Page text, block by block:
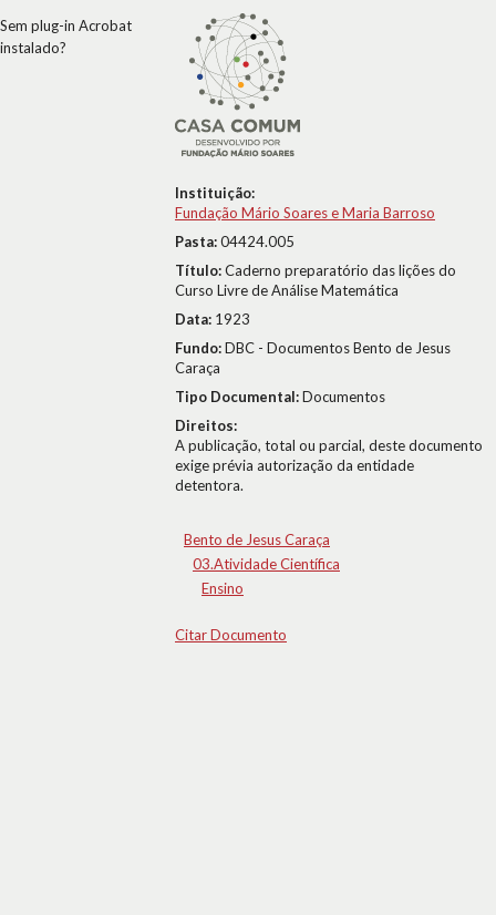
Instituição:
Fundação Mário Soares e Maria Barroso
Pasta:04424.005
Título:Caderno preparatório das lições do
Curso Livre de Análise Matemática
Data: 1923
Fundo:DBC - Documentos Bento de Jesus
Caraça
Tipo Documental:Documentos
Direitos:
A publicação, total ou parcial, deste documento
exige prévia autorização da entidade
detentora.
Bento de Jesus Caraça
03.Atividade Científica
Ensino
Citar Documento
Sem plug-in Acrobat
instalado?